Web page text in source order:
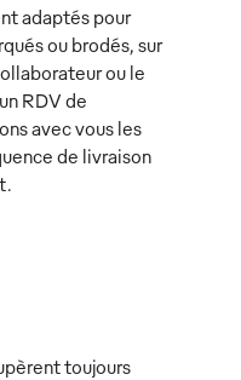
adaptés pour
ou brodés, sur
ou le
RDV de
avec vous les
de livraison
toujours